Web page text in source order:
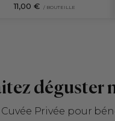
11,00 € / BOUTEILLE
déguster
Privée pour